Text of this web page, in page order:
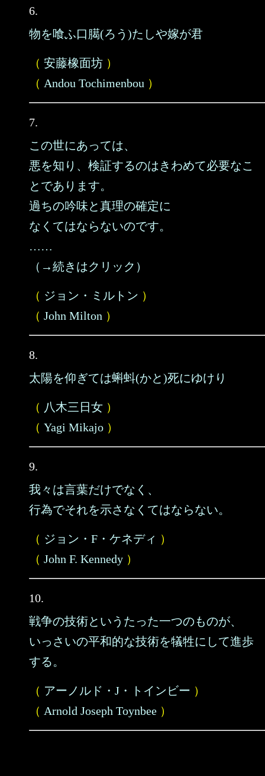
6.
物を喰ふ口臈(ろう)たしや嫁が君
（ 安藤橡面坊 ）
（ Andou Tochimenbou ）
7.
この世にあっては、
悪を知り、検証するのはきわめて必要なこ
とであります。
過ちの吟味と真理の確定に
なくてはならないのです。
……
（→続きはクリック）
（ ジョン・ミルトン ）
（ John Milton ）
8.
太陽を仰ぎては蝌蚪(かと)死にゆけり
（ 八木三日女 ）
（ Yagi Mikajo ）
9.
我々は言葉だけでなく、
行為でそれを示さなくてはならない。
（ ジョン・F・ケネディ ）
（ John F. Kennedy ）
10.
戦争の技術というたった一つのものが、
いっさいの平和的な技術を犠牲にして進歩
する。
（ アーノルド・J・トインビー ）
（ Arnold Joseph Toynbee ）